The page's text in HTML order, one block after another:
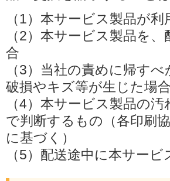
（1）本サービス製品が
（2）本サービス製品を
合
（3）当社の責めに帰す
破損やキズ等が生じた場合
（4）本サービス製品の
で判断するもの（各印刷
に基づく）
（5）配送途中に本サー